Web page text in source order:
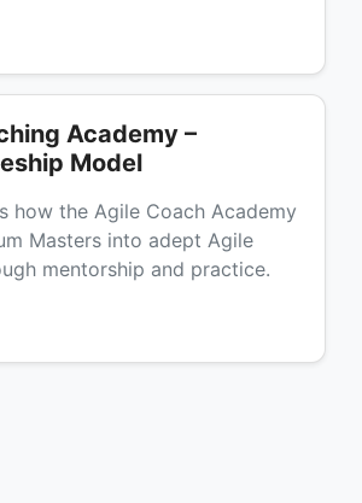
Academy –
Model
how the Agile Coach Academy
Masters into adept Agile
mentorship and practice.